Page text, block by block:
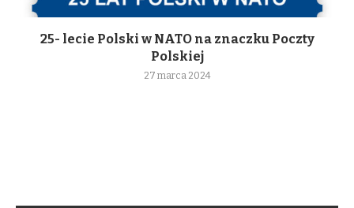
25- lecie Polski w NATO na znaczku Poczty
Polskiej
27 marca 2024